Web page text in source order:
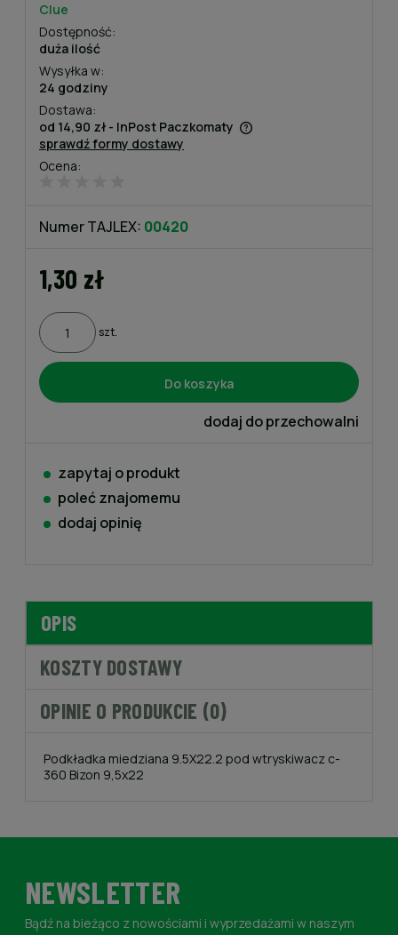
Ocena:
Clue
Dostępność:
duża ilość
Wysyłka w:
24 godziny
Dostawa:
od 14,90 zł - InPost Paczkomaty
Cena nie zawiera ewentualnych kosztów płatności
sprawdź formy dostawy
Numer TAJLEX: 00420
1,30 zł
szt.
Do koszyka
dodaj do przechowalni
zapytaj o produkt
poleć znajomemu
dodaj opinię
OPIS
KOSZTY DOSTAWY
OPINIE O PRODUKCIE (0)
Podkładka miedziana 9.5X22.2 pod wtryskiwacz c-
360 Bizon 9,5x22
NEWSLETTER
Bądź na bieżąco z nowościami i wyprzedażami w naszym